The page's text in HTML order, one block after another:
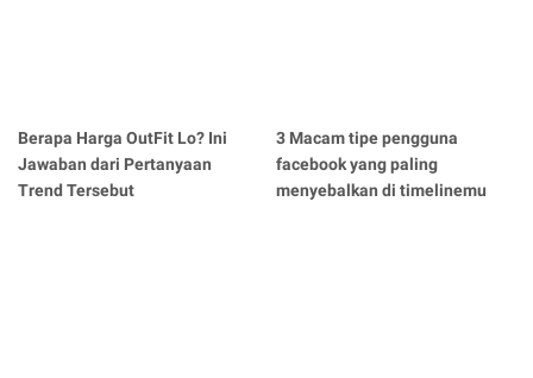
Berapa Harga OutFit Lo? Ini
Jawaban dari Pertanyaan
Trend Tersebut
3 Macam tipe pengguna
facebook yang paling
menyebalkan di timelinemu